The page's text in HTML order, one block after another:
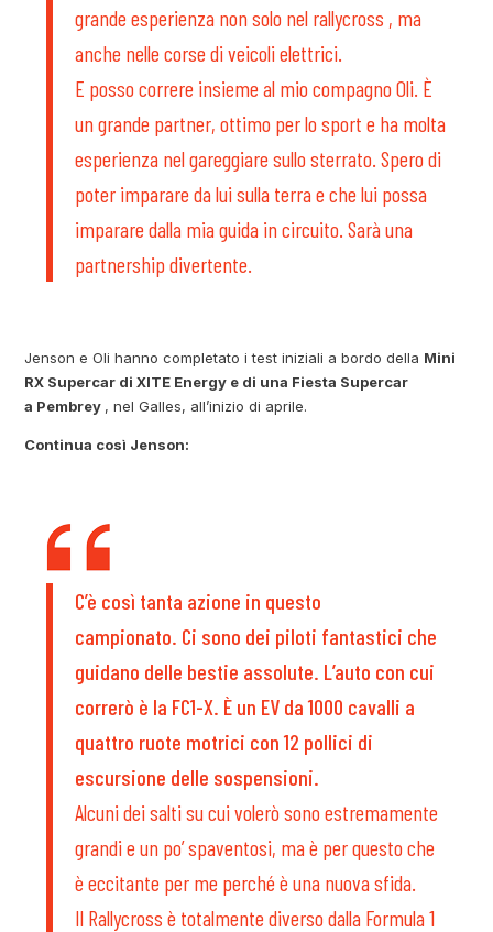
grande esperienza non solo nel rallycross , ma
anche nelle corse di veicoli elettrici.
E posso correre insieme al mio compagno Oli. È
un grande partner, ottimo per lo sport e ha molta
esperienza nel gareggiare sullo sterrato. Spero di
poter imparare da lui sulla terra e che lui possa
imparare dalla mia guida in circuito. Sarà una
partnership divertente.
Jenson e Oli hanno completato i test iniziali a bordo della Mini
RX Supercar di XITE Energy e di una Fiesta Supercar
a Pembrey , nel Galles, all’inizio di aprile.
Continua così Jenson:
C’è così tanta azione in questo
campionato. Ci sono dei piloti fantastici che
guidano delle bestie assolute. L’auto con cui
correrò è la FC1-X. È un EV da 1000 cavalli a
quattro ruote motrici con 12 pollici di
escursione delle sospensioni.
Alcuni dei salti su cui volerò sono estremamente
grandi e un po’ spaventosi, ma è per questo che
è eccitante per me perché è una nuova sfida.
Il Rallycross è totalmente diverso dalla Formula 1